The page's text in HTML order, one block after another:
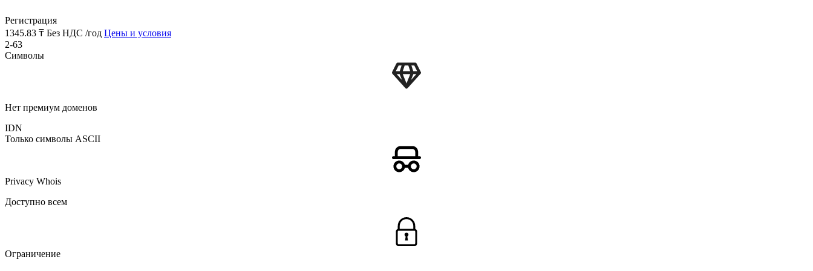
Регистрация
1345.83 ₸ Без НДС /год Цены и условия
2-63
Символы
Нет премиум доменов
IDN
Только символы ASCII
Privacy Whois
Доступно всем
Ограничение